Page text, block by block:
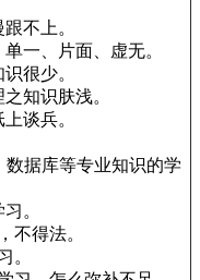
不上。
一、片面、虚无。
很少。
知识肤浅。
谈兵。
据库等专业知识的学
。
不得法。
。